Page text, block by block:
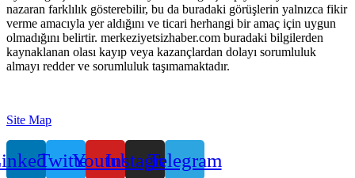
nazaran farklılık gösterebilir, bu da buradaki görüşlerin yalnızca fikir
verme amacıyla yer aldığını ve ticari herhangi bir amaç için uygun
olmadığını belirtir. merkeziyetsizhaber.com buradaki bilgilerden
kaynaklanan olası kayıp veya kazançlardan dolayı sorumluluk
almayı redder ve sorumluluk taşımamaktadır.
Site Map
TwitterYoutubeInstagramTelegram